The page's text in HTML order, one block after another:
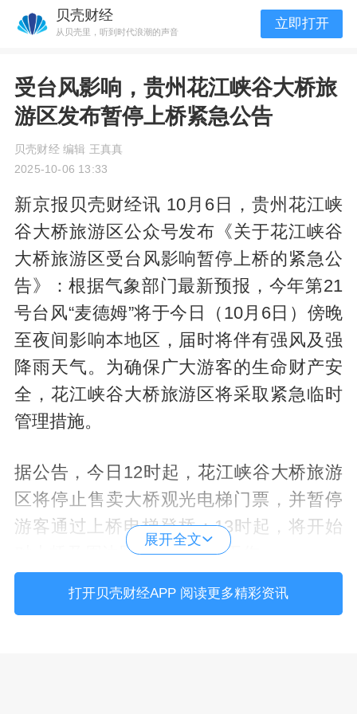
贝壳财经
从贝壳里，听到时代浪潮的声音
立即打开
受台风影响，贵州花江峡谷大桥旅
游区发布暂停上桥紧急公告
贝壳财经 编辑 王真真
2025-10-06 13:33
新京报贝壳财经讯 10月6日，贵州花江峡
谷大桥旅游区公众号发布《关于花江峡谷
大桥旅游区受台风影响暂停上桥的紧急公
告》：根据气象部门最新预报，今年第21
号台风“麦德姆”将于今日（10月6日）傍晚
至夜间影响本地区，届时将伴有强风及强
降雨天气。为确保广大游客的生命财产安
全，花江峡谷大桥旅游区将采取紧急临时
管理措施。
据公告，今日12时起，花江峡谷大桥旅游
区将停止售卖大桥观光电梯门票，并暂停
游客通过上桥电梯登桥；13时起，将开始
对大桥及周边区域进行清场工作。
对于已购买观光电梯门票未能在10月6日使
展开全文
打开贝壳财经APP 阅读更多精彩资讯